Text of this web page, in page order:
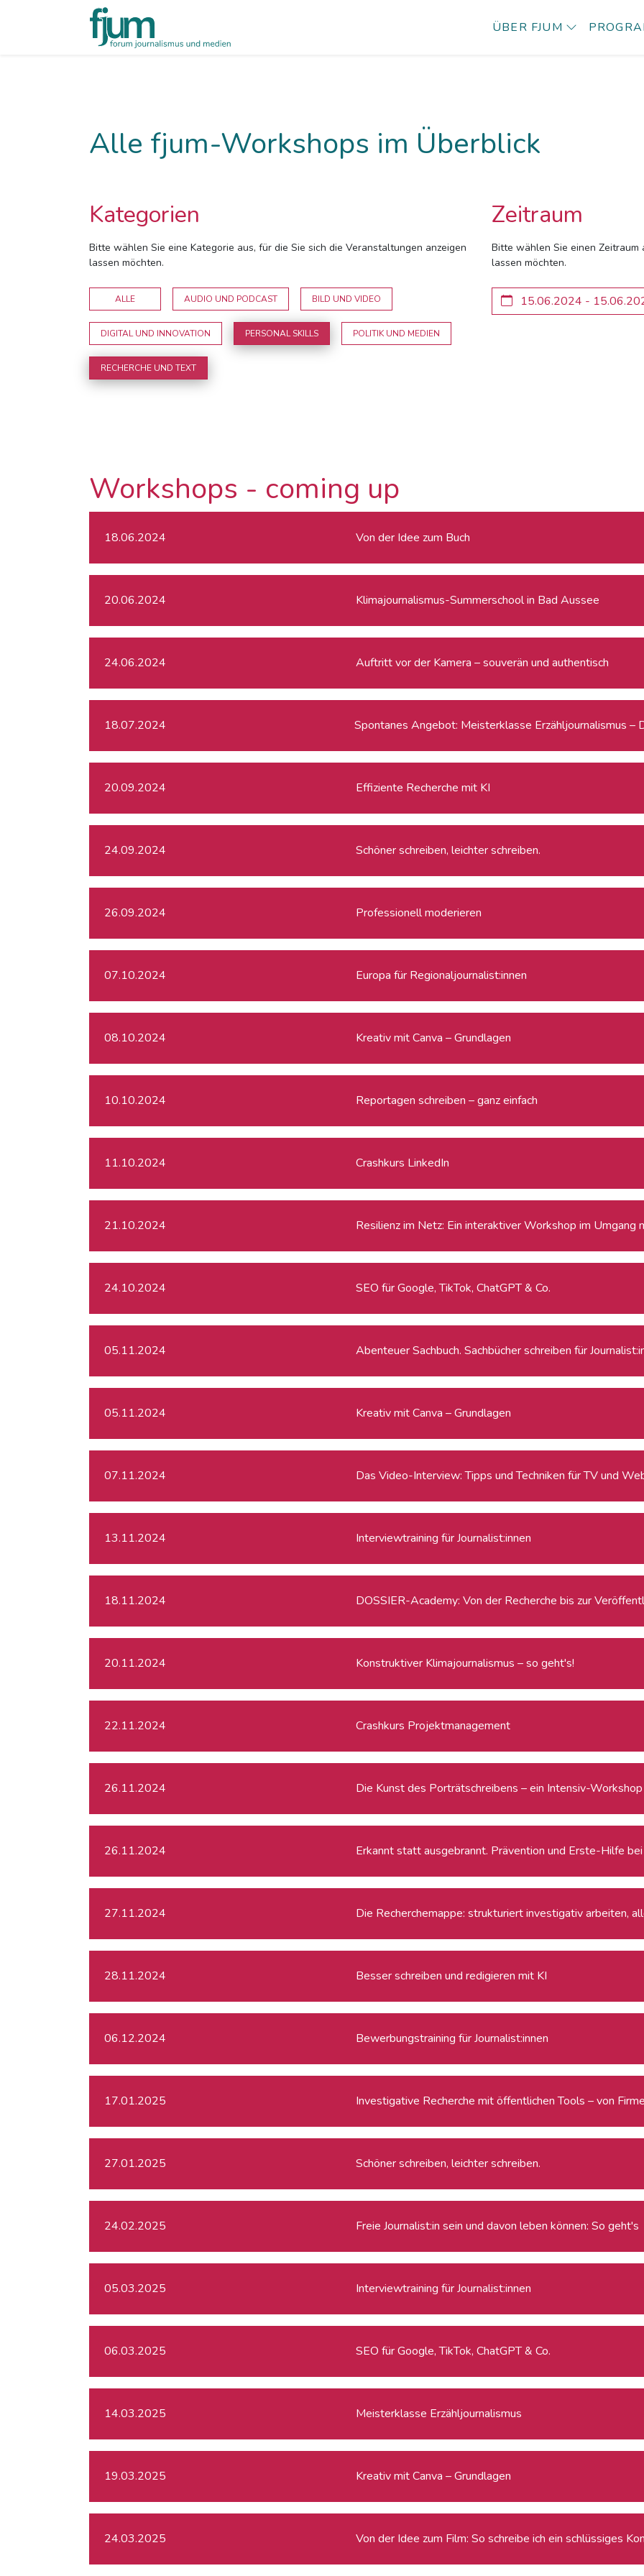
ÜBER FJUM
Alle fjum-Workshops im Überblick
Kategorien
Bitte wählen Sie eine Kategorie aus, für die Sie sich die Veranstaltungen anzeigen
lassen möchten.
ALLE AUDIO UND PODCAST BILD UND VIDEO
DIGITAL UND INNOVATION PERSONAL SKILLS POLITIK UND MEDIEN
RECHERCHE UND TEXT
Zeitraum
Bitte wählen Sie einen Zeitraum
lassen möchten.
Workshops - coming up
18.06.2024 Von der Idee zum Buch
20.06.2024 Klimajournalismus-Summerschool in Bad Aussee
24.06.2024 Auftritt vor der Kamera – souverän und authentisch
18.07.2024 Spontanes Angebot: Meisterklasse Erzähljournalismus –
20.09.2024 Effiziente Recherche mit KI
24.09.2024 Schöner schreiben, leichter schreiben.
26.09.2024 Professionell moderieren
07.10.2024 Europa für Regionaljournalist:innen
08.10.2024 Kreativ mit Canva – Grundlagen
10.10.2024 Reportagen schreiben – ganz einfach
11.10.2024 Crashkurs LinkedIn
21.10.2024 Resilienz im Netz: Ein interaktiver Workshop im Umgang
24.10.2024 SEO für Google, TikTok, ChatGPT & Co.
05.11.2024 Abenteuer Sachbuch. Sachbücher schreiben für
05.11.2024 Kreativ mit Canva – Grundlagen
07.11.2024 Das Video-Interview: Tipps und Techniken für TV und
13.11.2024 Interviewtraining für Journalist:innen
18.11.2024 DOSSIER-Academy: Von der Recherche bis zur
20.11.2024 Konstruktiver Klimajournalismus – so geht's!
22.11.2024 Crashkurs Projektmanagement
26.11.2024 Die Kunst des Porträtschreibens – ein Intensiv-Workshop
26.11.2024 Erkannt statt ausgebrannt. Prävention und Erste-Hilfe
27.11.2024 Die Recherchemappe: strukturiert investigativ arbeiten,
28.11.2024 Besser schreiben und redigieren mit KI
06.12.2024 Bewerbungstraining für Journalist:innen
17.01.2025 Investigative Recherche mit öffentlichen Tools – von
27.01.2025 Schöner schreiben, leichter schreiben.
24.02.2025 Freie Journalist:in sein und davon leben können: So geht's
05.03.2025 Interviewtraining für Journalist:innen
06.03.2025 SEO für Google, TikTok, ChatGPT & Co.
14.03.2025 Meisterklasse Erzähljournalismus
19.03.2025 Kreativ mit Canva – Grundlagen
24.03.2025 Von der Idee zum Film: So schreibe ich ein schlüssiges